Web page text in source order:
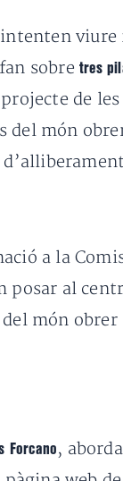
sobretres
projecte de
del món
a la
al
món
Forcano,